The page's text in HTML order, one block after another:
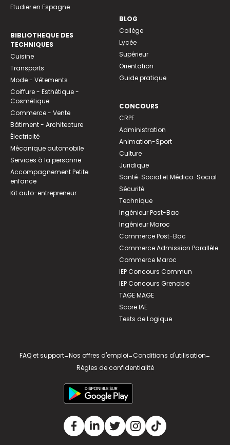
Etudier en Espagne
BIBLIOTHEQUE DES
TECHNIQUES
Cuisine
Transports
Mode - Vêtements
Coiffure - Esthétique -
Cosmétique
Commerce - Vente
Bâtiment - Architecture
Électricité
Mécanique automobile
Services à la personne
Accompagnement Petite
enfance
Kit auto-entrepreneur
BLOG
Collège
Lycée
Supérieur
Orientation
Guide pratique
CONCOURS
CRPE
Administration
Animation-Sport
Culture
Juridique
Santé-Social et Médico-Social
Sécurité
Technique
Ingénieur Post-Bac
Ingénieur Maroc
Commerce Post-Bac
Commerce Admission Parallèle
Commerce Maroc
IEP Concours Commun
IEP Concours Grenoble
TAGE MAGE
Score IAE
Tests de Logique
FAQ et support-Nos offres d'emploi-Conditions d'utilisation-
Règles de confidentialité